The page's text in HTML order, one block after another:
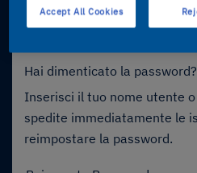
Hai dimenticato la password?
Inserisci il tuo nome utente
spedite immediatamente le
reimpostare la password.
Accept All Cookies